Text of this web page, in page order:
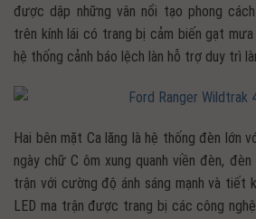
được dập những vân nổi tạo phong
trên kính lái có trang bị cảm biến gạt
hệ thống cảnh báo lệch làn hỗ trợ duy trì
Hai bên mặt Ca lăng là hệ thống đèn lớn
ngày chữ C ôm xung quanh viền đèn,
trận với cường độ ánh sáng mạnh và tiết
LED ma trận được trang bị các công